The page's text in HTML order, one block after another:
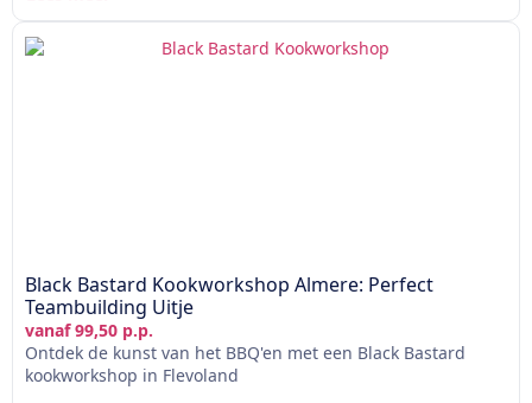
Black Bastard Kookworkshop Almere: Perfect
Teambuilding Uitje
vanaf 99,50 p.p.
Ontdek de kunst van het BBQ'en met een Black Bastard
kookworkshop in Flevoland